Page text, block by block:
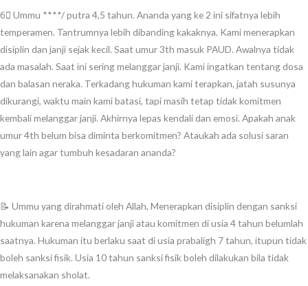
6⃣ Ummu ****/ putra 4,5 tahun. Ananda yang ke 2 ini sifatnya lebih
temperamen. Tantrumnya lebih dibanding kakaknya. Kami menerapkan
disiplin dan janji sejak kecil. Saat umur 3th masuk PAUD. Awalnya tidak
ada masalah. Saat ini sering melanggar janji. Kami ingatkan tentang dosa
dan balasan neraka. Terkadang hukuman kami terapkan, jatah susunya
dikurangi, waktu main kami batasi, tapi masih tetap tidak komitmen
kembali melanggar janji. Akhirnya lepas kendali dan emosi. Apakah anak
umur 4th belum bisa diminta berkomitmen? Ataukah ada solusi saran
yang lain agar tumbuh kesadaran ananda?
📝 Ummu yang dirahmati oleh Allah, Menerapkan disiplin dengan sanksi
hukuman karena melanggar janji atau komitmen di usia 4 tahun belumlah
saatnya. Hukuman itu berlaku saat di usia prabaligh 7 tahun, itupun tidak
boleh sanksi fisik. Usia 10 tahun sanksi fisik boleh dilakukan bila tidak
melaksanakan sholat.